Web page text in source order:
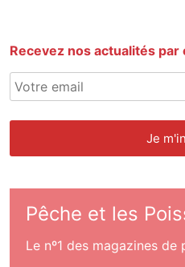
Recevez nos actualités par
Pêche et les
Le nº1 des magazines de